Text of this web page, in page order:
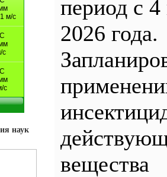
период с 4
2026 года.
вещества